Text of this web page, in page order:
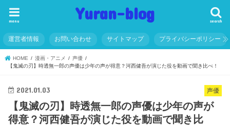
Yuran-blog search
menu
運営者情報 お問い合わせ サイトマップ プライバシーポリシー
HOME 漫画・アニメ
声優
【鬼滅の刃】時透無一郎の声優は少年の声が得意？河西健吾が演じた役を動画で聞き比べ！
声優
2021.01.03
【鬼滅の刃】時透無一郎の声優は少年の声が
得意？河西健吾が演じた役を動画で聞き比